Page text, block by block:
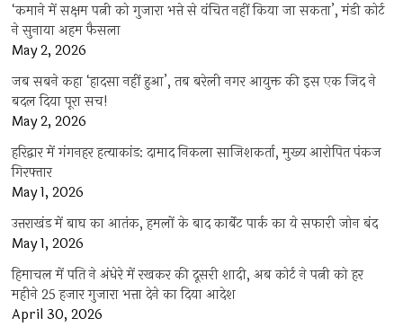
‘कमाने में सक्षम पत्नी को गुजारा भत्ते से वंचित नहीं किया जा सकता’, मंडी कोर्ट
ने सुनाया अहम फैसला
May 2, 2026
जब सबने कहा ‘हादसा नहीं हुआ’, तब बरेली नगर आयुक्त की इस एक जिद ने
बदल दिया पूरा सच!
May 2, 2026
हरिद्वार में गंगनहर हत्याकांड: दामाद निकला साजिशकर्ता, मुख्य आरोपित पंकज
गिरफ्तार
May 1, 2026
उत्तराखंड में बाघ का आतंक, हमलों के बाद कार्बेट पार्क का ये सफारी जोन बंद
May 1, 2026
हिमाचल में पति ने अंधेरे में रखकर की दूसरी शादी, अब कोर्ट ने पत्नी को हर
महीने 25 हजार गुजारा भत्ता देने का दिया आदेश
April 30, 2026